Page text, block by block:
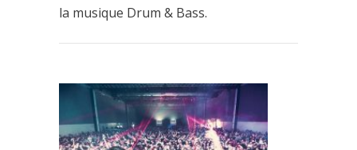
la musique Drum & Bass.